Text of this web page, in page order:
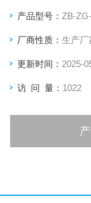
产品型号： ZB-
厂商性质： 生产厂
更新时间： 2025-
访 问 量： 1022